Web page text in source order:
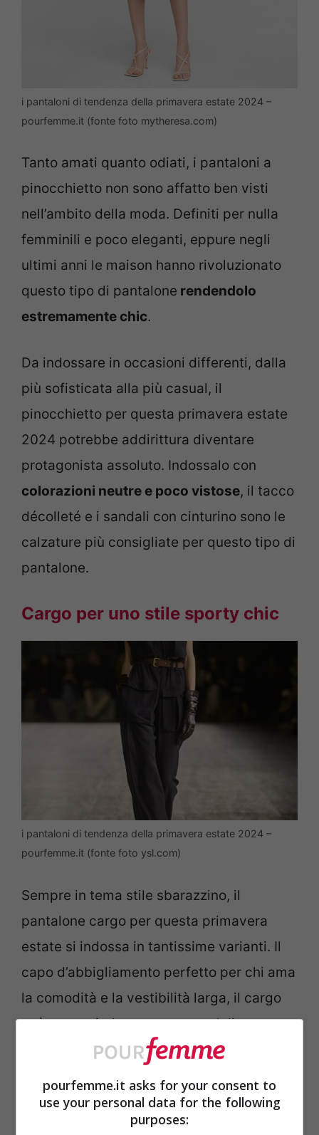
i pantaloni di tendenza della primavera estate 2024 –
pourfemme.it (fonte foto mytheresa.com)
Tanto amati quanto odiati, i pantaloni a
pinocchietto non sono affatto ben visti
nell’ambito della moda. Definiti per nulla
femminili e poco eleganti, eppure negli
ultimi anni le maison hanno rivoluzionato
questo tipo di pantalone rendendolo
estremamente chic.
Da indossare in occasioni differenti, dalla
più sofisticata alla più casual, il
pinocchietto per questa primavera estate
2024 potrebbe addirittura diventare
protagonista assoluto. Indossalo con
colorazioni neutre e poco vistose, il tacco
décolleté e i sandali con cinturino sono le
calzature più consigliate per questo tipo di
pantalone.
Cargo per uno stile sporty chic
i pantaloni di tendenza della primavera estate 2024 –
pourfemme.it (fonte foto ysl.com)
Sempre in tema stile sbarazzino, il
pantalone cargo per questa primavera
estate si indossa in tantissime varianti. Il
capo d’abbigliamento perfetto per chi ama
la comodità e la vestibilità larga, il cargo
può essere indossato con sandali,
sneakers e, perché no, anche con tacchi
moda quest’estate? Canotta cropped
bianca e pantalone dalla nuance accesa e
pourfemme.it asks for your consent to
use your personal data for the following
purposes: